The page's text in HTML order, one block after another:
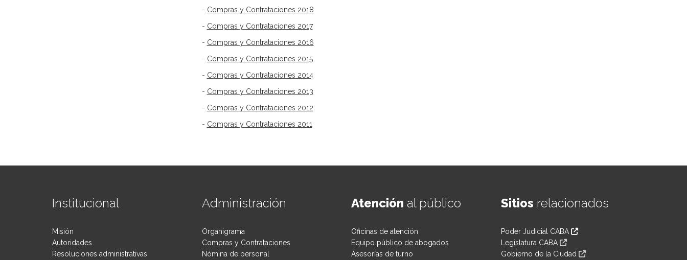
- Compras y Contrataciones 2018
- Compras y Contrataciones 2017
- Compras y Contrataciones 2016
- Compras y Contrataciones 2015
- Compras y Contrataciones 2014
- Compras y Contrataciones 2013
- Compras y Contrataciones 2012
- Compras y Contrataciones 2011
Institucional
Misión
Autoridades
Resoluciones administrativas
Administración
Organigrama
Compras y Contrataciones
Nómina de personal
Atención al público
Oficinas de atención
Equipo público de abogados
Asesorías de turno
Sitios relacionados
Poder Judicial CABA
Legislatura CABA
Gobierno de la Ciudad